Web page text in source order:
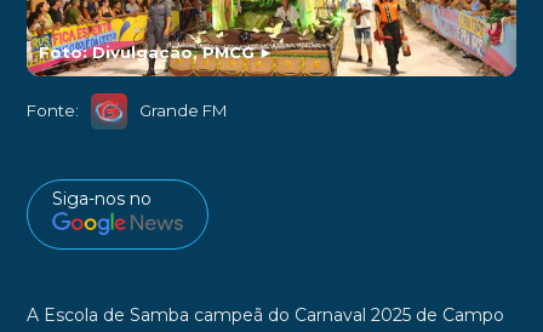
Foto: Divulgação, PMCG►
Fonte: Grande FM
Siga-nos no
A Escola de Samba campeã do Carnaval 2025 de Campo